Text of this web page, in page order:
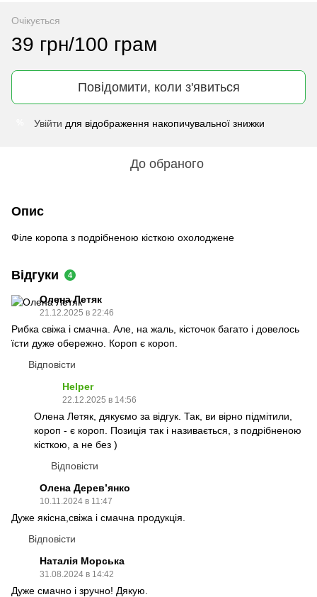
Очікується
39 грн/100 грам
Повідомити, коли з'явиться
Увійти для відображення накопичувальної знижки
До обраного
Опис
Філе коропа з подрібненою кісткою охолоджене
Відгуки 4
Олена Летяк
21.12.2025 в 22:46
Рибка свіжа і смачна. Але, на жаль, кісточок багато і довелось
їсти дуже обережно. Короп є короп.
Відповісти
Helper
22.12.2025 в 14:56
Олена Летяк, дякуємо за відгук. Так, ви вірно підмітили,
короп - є короп. Позиція так і називається, з подрібненою
кісткою, а не без )
Відповісти
Олена Деревʼянко
10.11.2024 в 11:47
Дуже якісна,свіжа і смачна продукція.
Відповісти
Наталія Морська
31.08.2024 в 14:42
Дуже смачно і зручно! Дякую.